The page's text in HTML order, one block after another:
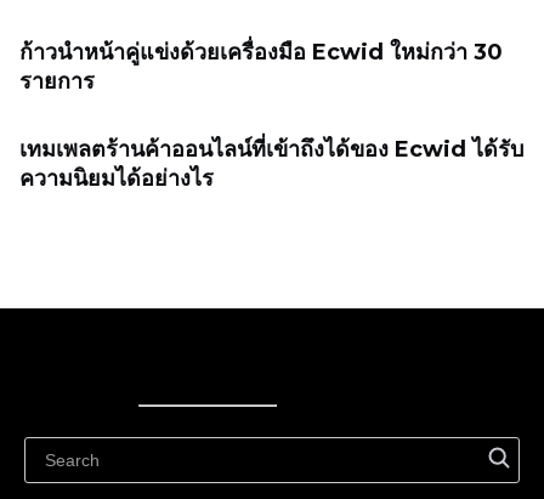
ก้าวนำหน้าคู่แข่งด้วยเครื่องมือ Ecwid ใหม่กว่า 30
รายการ
เทมเพลตร้านค้าออนไลน์ที่เข้าถึงได้ของ Ecwid ได้รับ
ความนิยมได้อย่างไร